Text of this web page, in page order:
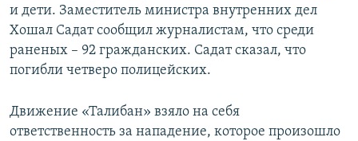
и дети. Заместитель министра внутренних дел
Хошал Садат сообщил журналистам, что среди
раненых – 92 гражданских. Садат сказал, что
погибли четверо полицейских.
Движение «Талибан» взяло на себя
ответственность за нападение, которое произошло